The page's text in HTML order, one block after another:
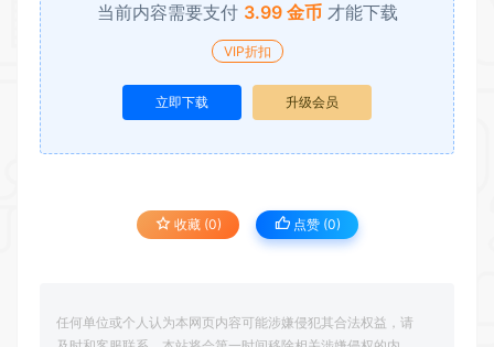
当前内容需要支付 3.99 金币 才能下载
VIP折扣
立即下载 升级会员
收藏 (0) 点赞 (0)
任何单位或个人认为本网页内容可能涉嫌侵犯其合法权益，请